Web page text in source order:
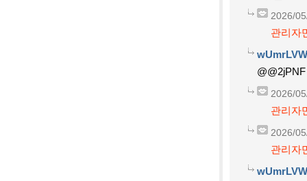
2026/
관리자
@@2jPNF
2026/
관리자
2026/
관리자